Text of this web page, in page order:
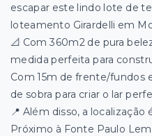
escapar este lindo lote de
loteamento Girardelli em
📐 Com 360m2 de pura
medida perfeita para
Com 15m de frente/fundos
de sobra para criar o lar
📍 Além disso, a
Próximo à Fonte Paulo